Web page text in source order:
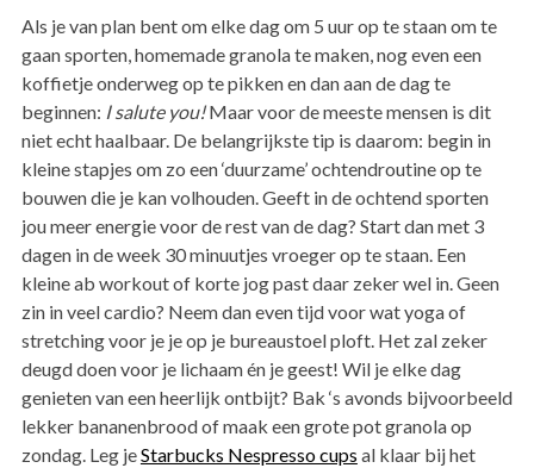
Als je van plan bent om elke dag om 5 uur op te staan om te
gaan sporten, homemade granola te maken, nog even een
koffietje onderweg op te pikken en dan aan de dag te
beginnen: I salute you!Maar voor de meeste mensen is dit
niet echt haalbaar. De belangrijkste tip is daarom: begin in
kleine stapjes om zo een ‘duurzame’ ochtendroutine op te
bouwen die je kan volhouden. Geeft in de ochtend sporten
jou meer energie voor de rest van de dag? Start dan met 3
dagen in de week 30 minuutjes vroeger op te staan. Een
kleine ab workout of korte jog past daar zeker wel in. Geen
zin in veel cardio? Neem dan even tijd voor wat yoga of
stretching voor je je op je bureaustoel ploft. Het zal zeker
deugd doen voor je lichaam én je geest! Wil je elke dag
genieten van een heerlijk ontbijt? Bak ‘s avonds bijvoorbeeld
lekker bananenbrood of maak een grote pot granola op
zondag. Leg jeStarbucks Nespresso cups al klaar bij het